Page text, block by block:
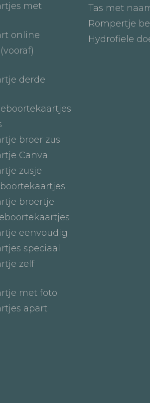
met
online
derde
broer zus
Canva
zusje
broertje
eenvoudig
speciaal
zelf
met foto
apart
Tas met
Rompertje
Hydrofiele